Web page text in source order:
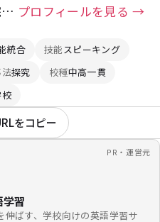
… プロフィールを見る →
統合 技能スピーキング
探究 校種中高一貫
をコピー
PR・運営元
習
ばす、学校向けの英語学習サ